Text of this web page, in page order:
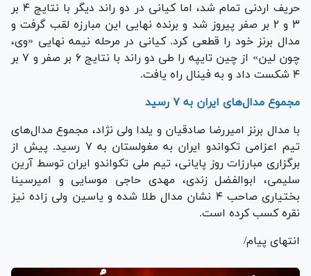
حریف اردنی تمام شد، اما کیانی در دو راند دیگر با نتایج ۴ بر
۳ و ۲ بر صفر پیروز شد و برنده نهایی این مبارزه لقب گرفت و
مدال برنز خود را قطعی کرد. کیانی در مرحله نیمه نهایی «وی،
چون لین» از چین تایپه را طی دو راند با نتایج ۶ بر صفر و ۷ بر
۴ شکست داد و به فینال راه یافت.
مجموع مدال‌های ایران به ۷ رسید
با مدال برنز امیررضا صادقیان و یلدا ولی نژاد، مجموع مدال‌های
تیم اعزامی تکواندو ایران به مغولستان به ۷ رسید. پیش از
برگزاری مبارزات روز پایانی، تیم ملی تکواندو ایران توسط آرین
سلیمی، ابوالفضل زندی، مهدی حاجی موسایی و امیرسینا
بختیاری صاحب ۴ نشان مدال طلا شده و یاسین ولی زاده نیز
نقره کسب کرده است.
انتهای پیام/